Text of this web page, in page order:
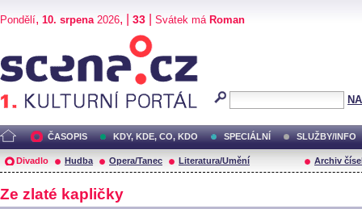
Pondělí, 10. srpena2026, | 33 Svátek má Roman
ČASOPIS KDY, KDE, CO, KDO SPECIÁLNÍ SLUŽBY/INFO
Divadlo Hudba Opera/Tanec Literatura/Umění Archiv
Ze zlaté kapličky